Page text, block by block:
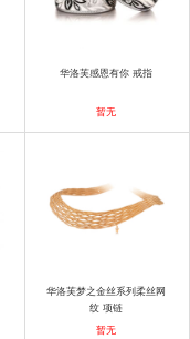
华洛芙感恩有你 戒指
暂无
华洛芙梦之金丝系列柔丝网
纹 项链
暂无